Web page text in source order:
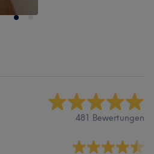
481 Bewertungen